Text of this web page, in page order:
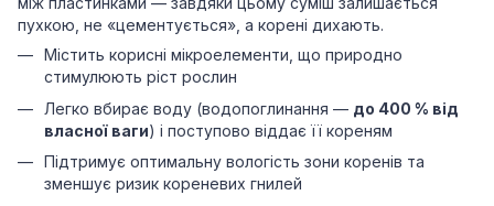
пухкою, не «цементується», а корені дихають.
Містить корисні мікроелементи, що природно
стимулюють ріст рослин
Легко вбирає воду (водопоглинання — до 400 % від
власної ваги) і поступово віддає її кореням
Підтримує оптимальну вологість зони коренів та
зменшує ризик кореневих гнилей